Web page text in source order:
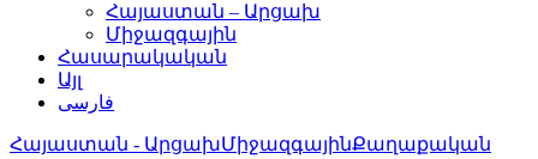
Հայաստան – Արցախ
Միջազգային
Հասարակական
Այլ
فارسی
Հայաստան - ԱրցախՄիջազգայինՔաղաքական